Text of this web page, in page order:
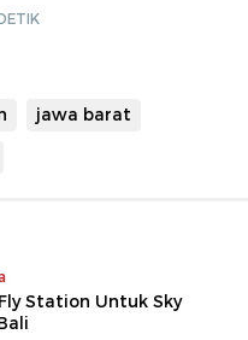
TV (Diki)
jawa barat
Station Untuk Sky